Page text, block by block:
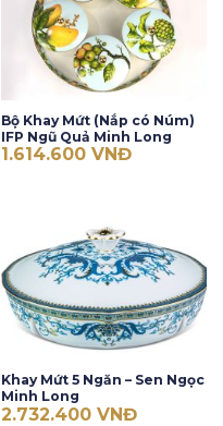
Bộ Khay Mứt (Nắp có Núm)
IFP Ngũ Quả Minh Long
1.614.600 VNĐ
Khay Mứt 5 Ngăn – Sen Ngọc
Minh Long
2.732.400 VNĐ